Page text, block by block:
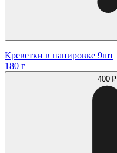
Креветки в панировке 9шт
180 г
400 ₽